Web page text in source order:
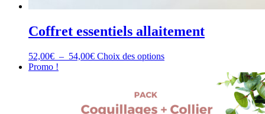
Coffret essentiels allaitement
52,00€ – 54,00€Plage
54,00€
Choix des optionsCe
Les
Promo !